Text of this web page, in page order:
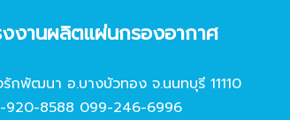
งานผลิตแผ่นกรองอากาศ
พัฒนา อ.บางบัวทอง จ.นนทบุรี 11110
920-8588 099-246-6996